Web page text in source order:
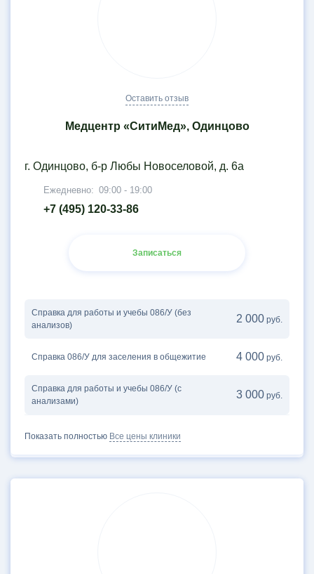
Оставить отзыв
Медцентр «СитиМед», Одинцово
г. Одинцово, б-р Любы Новоселовой, д. 6а
Ежедневно: 09:00 - 19:00
+7 (495) 120-33-86
Записаться
Справка для работы и учебы 086/У (без
анализов)
2 000 руб.
Справка 086/У для заселения в общежитие 4 000 руб.
Справка для работы и учебы 086/У (с
анализами)
3 000 руб.
Показать полностью Все цены клиники